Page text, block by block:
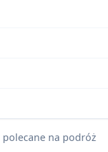
na podróż